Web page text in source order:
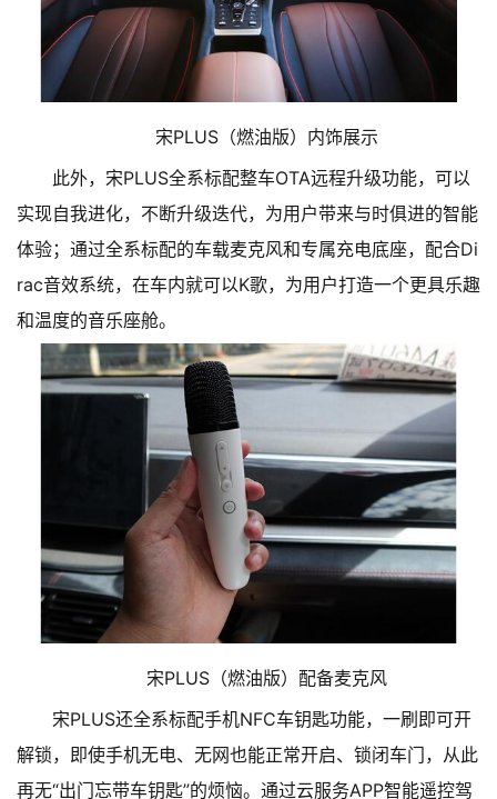
宋PLUS（燃油版）内饰展示
此外，宋PLUS全系标配整车OTA远程升级功能，可以
实现自我进化，不断升级迭代，为用户带来与时俱进的智能
体验；通过全系标配的车载麦克风和专属充电底座，配合Di
rac音效系统，在车内就可以K歌，为用户打造一个更具乐趣
和温度的音乐座舱。
宋PLUS（燃油版）配备麦克风
宋PLUS还全系标配手机NFC车钥匙功能，一刷即可开
解锁，即使手机无电、无网也能正常开启、锁闭车门，从此
再无“出门忘带车钥匙”的烦恼。通过云服务APP智能遥控驾